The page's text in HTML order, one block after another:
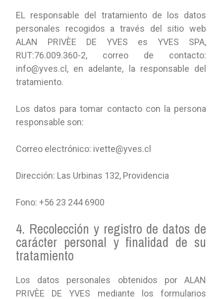
EL responsable del tratamiento de los datos
personales recogidos a través del sitio web
ALAN PRIVÈE DE YVES es YVES SPA,
RUT:76.009.360-2, correo de contacto:
info@yves.cl, en adelante, la responsable del
tratamiento.
Los datos para tomar contacto con la persona
responsable son:
Correo electrónico: ivette@yves.cl
Dirección: Las Urbinas 132, Providencia
Fono: +56 23 244 6900
4. Recolección y registro de datos de
carácter personal y finalidad de su
tratamiento
Los datos personales obtenidos por ALAN
PRIVÈE DE YVES mediante los formularios